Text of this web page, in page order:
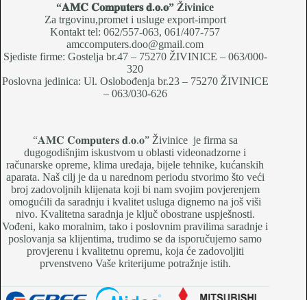
“𝐀𝐌𝐂 𝐂𝐨𝐦𝐩𝐮𝐭𝐞𝐫𝐬 𝐝.𝐨.𝐨” Živinice
Za trgovinu,promet i usluge export-import
Kontakt tel: 062/557-063, 061/407-757
amccomputers.doo@gmail.com
Sjediste firme: Gostelja br.47 – 75270 ŽIVINICE – 063/000-
320
Poslovna jedinica: Ul. Oslobođenja br.23 – 75270 ŽIVINICE
– 063/030-626
“𝐀𝐌𝐂 𝐂𝐨𝐦𝐩𝐮𝐭𝐞𝐫𝐬 𝐝.𝐨.𝐨” Živinice je firma sa
dugogodišnjim iskustvom u oblasti videonadzorne i
računarske opreme, klima uređaja, bijele tehnike, kućanskih
aparata. Naš cilj je da u narednom periodu stvorimo što veći
broj zadovoljnih klijenata koji bi nam svojim povjerenjem
omogućili da saradnju i kvalitet usluga dignemo na još viši
nivo. Kvalitetna saradnja je ključ obostrane uspješnosti.
Vođeni, kako moralnim, tako i poslovnim pravilima saradnje i
poslovanja sa klijentima, trudimo se da isporučujemo samo
provjerenu i kvalitetnu opremu, koja će zadovoljiti
prvenstveno Vaše kriterijume potražnje istih.